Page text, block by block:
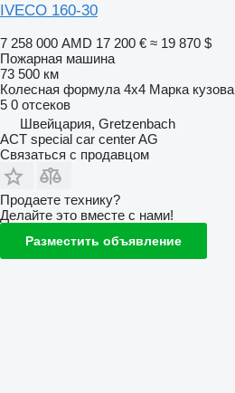
IVECO 160-30
7 258 000 AMD 17 200 € ≈ 19 870 $
Пожарная машина
73 500 км
Колесная формула 4x4 Марка кузова
5 0 отсеков
Швейцария, Gretzenbach
ACT special car center AG
Связаться с продавцом
Продаете технику?
Делайте это вместе с нами!
Разместить объявление